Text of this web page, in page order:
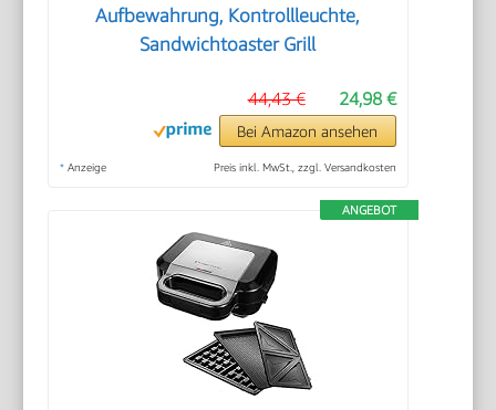
Aufbewahrung, Kontrollleuchte,
Sandwichtoaster Grill
24,98 €
44,43 €
Bei Amazon ansehen
* Anzeige Preis inkl. MwSt., zzgl. Versandkosten
ANGEBOT